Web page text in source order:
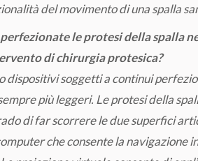
del movimento di una spalla
perfezionate le protesi della spalla
di chirurgia protesica?
dispositivi soggetti a continui
più leggeri. Le protesi della
di far scorrere le due superfici
che consente la